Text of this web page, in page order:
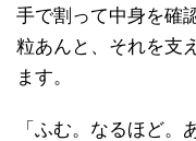
手で割って中身を確
粒あんと、それを支
ます。
「ふむ。なるほど